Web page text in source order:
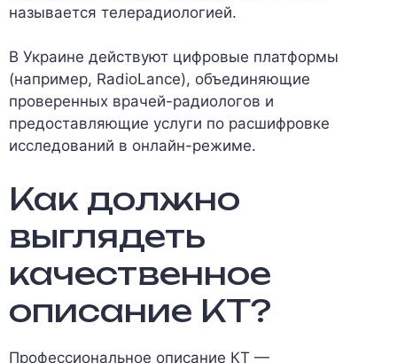
называется телерадиологией.
В Украине действуют цифровые платформы
(например, RadioLance), объединяющие
проверенных врачей-радиологов и
предоставляющие услуги по расшифровке
исследований в онлайн-режиме.
Как должно
выглядеть
качественное
описание КТ?
Профессиональное описание КТ —